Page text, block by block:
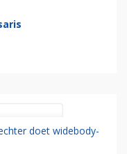
doet widebody-